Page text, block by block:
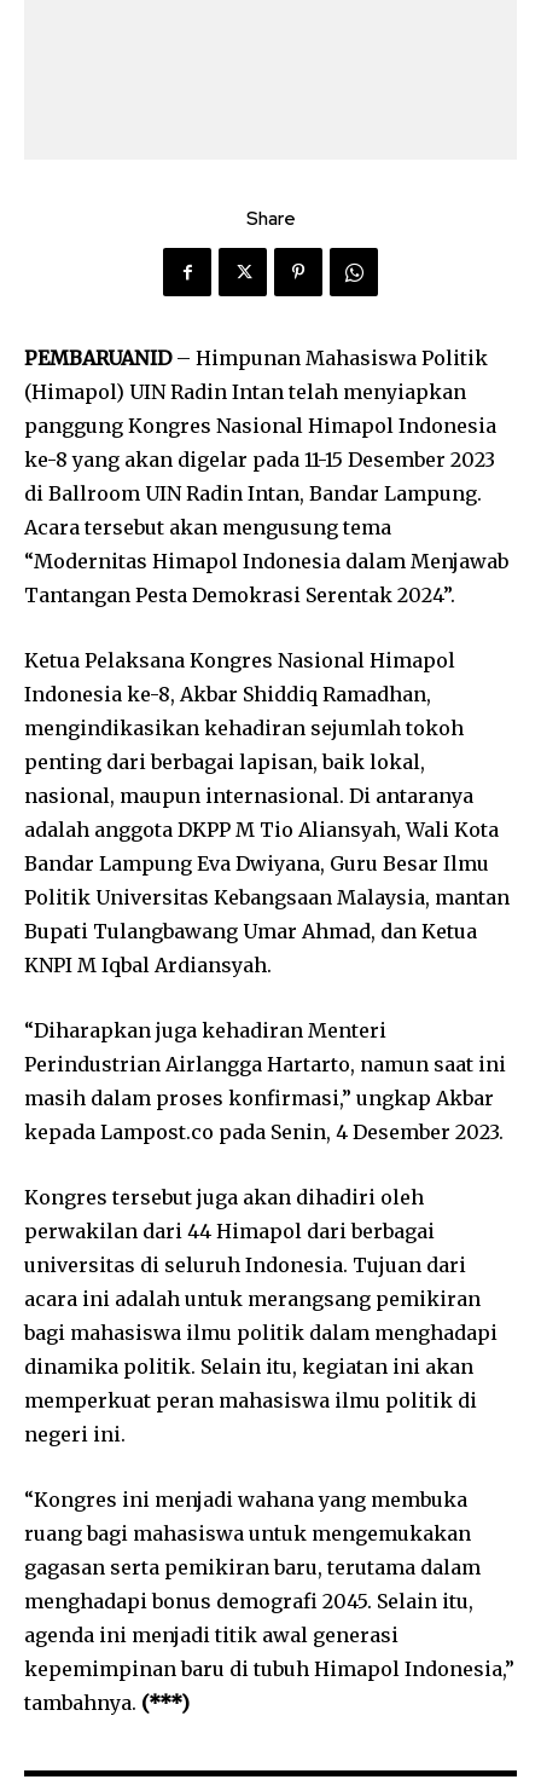
Share
PEMBARUANID– Himpunan Mahasiswa Politik
(Himapol) UIN Radin Intan telah menyiapkan
panggung Kongres Nasional Himapol Indonesia
ke-8 yang akan digelar pada 11-15 Desember 2023
di Ballroom UIN Radin Intan, Bandar Lampung.
Acara tersebut akan mengusung tema
“Modernitas Himapol Indonesia dalam Menjawab
Tantangan Pesta Demokrasi Serentak 2024”.
Ketua Pelaksana Kongres Nasional Himapol
Indonesia ke-8, Akbar Shiddiq Ramadhan,
mengindikasikan kehadiran sejumlah tokoh
penting dari berbagai lapisan, baik lokal,
nasional, maupun internasional. Di antaranya
adalah anggota DKPP M Tio Aliansyah, Wali Kota
Bandar Lampung Eva Dwiyana, Guru Besar Ilmu
Politik Universitas Kebangsaan Malaysia, mantan
Bupati Tulangbawang Umar Ahmad, dan Ketua
KNPI M Iqbal Ardiansyah.
“Diharapkan juga kehadiran Menteri
Perindustrian Airlangga Hartarto, namun saat ini
masih dalam proses konfirmasi,” ungkap Akbar
kepada Lampost.co pada Senin, 4 Desember 2023.
Kongres tersebut juga akan dihadiri oleh
perwakilan dari 44 Himapol dari berbagai
universitas di seluruh Indonesia. Tujuan dari
acara ini adalah untuk merangsang pemikiran
bagi mahasiswa ilmu politik dalam menghadapi
dinamika politik. Selain itu, kegiatan ini akan
memperkuat peran mahasiswa ilmu politik di
negeri ini.
“Kongres ini menjadi wahana yang membuka
ruang bagi mahasiswa untuk mengemukakan
gagasan serta pemikiran baru, terutama dalam
menghadapi bonus demografi 2045. Selain itu,
agenda ini menjadi titik awal generasi
kepemimpinan baru di tubuh Himapol Indonesia,”
tambahnya. (***)